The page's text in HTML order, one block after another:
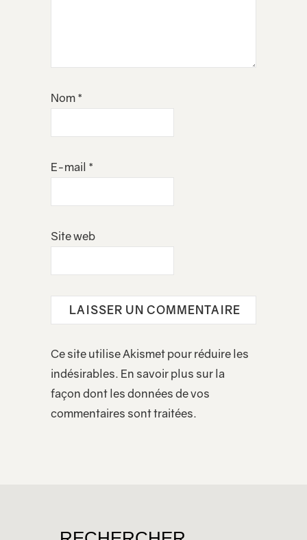
Nom *
E-mail *
Site web
Ce site utilise Akismet pour réduire les
indésirables. En savoir plus sur la
façon dont les données de vos
commentaires sont traitées.